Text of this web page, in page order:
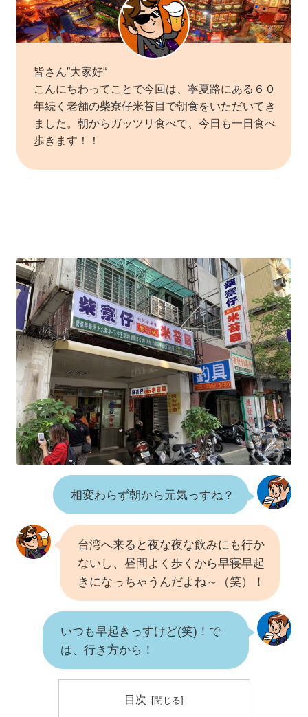
皆さん”大家好“
こんにちわってことで今回は、寧夏路にある６０
年続く老舗の柴寮仔米苔目で朝食をいただいてき
ました。朝からガッツリ食べて、今日も一日食べ
歩きます！！
相変わらず朝から元気っすね？
台湾へ来ると夜な夜な飲みにも行か
ないし、昼間よく歩くから早寝早起
きになっちゃうんだよね～（笑）！
いつも早起きっすけど(笑)！で
は、行き方から！
目次